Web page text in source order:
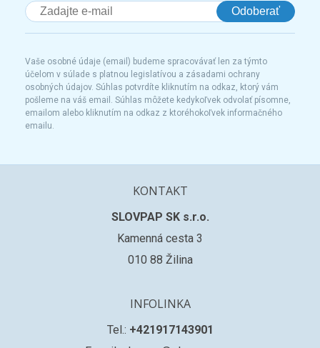
Odoberať
Vaše osobné údaje (email) budeme spracovávať len za týmto
účelom v súlade s platnou legislatívou a zásadami ochrany
osobných údajov. Súhlas potvrdíte kliknutím na odkaz, ktorý vám
pošleme na váš email. Súhlas môžete kedykoľvek odvolať písomne,
emailom alebo kliknutím na odkaz z ktoréhokoľvek informačného
emailu.
KONTAKT
SLOVPAP SK s.r.o.
Kamenná cesta 3
010 88 Žilina
INFOLINKA
Tel.: +421917143901